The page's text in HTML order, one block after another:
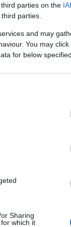
parties on the
parties.
and may
You may
for below
Sharing
which it